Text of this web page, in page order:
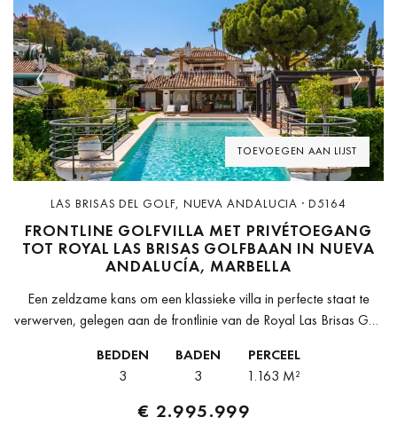
TOEVOEGEN AAN LIJST
Previous Next
LAS BRISAS DEL GOLF, NUEVA ANDALUCIA · D5164
FRONTLINE GOLFVILLA MET PRIVÉTOEGANG
TOT ROYAL LAS BRISAS GOLFBAAN IN NUEVA
ANDALUCÍA, MARBELLA
Een zeldzame kans om een klassieke villa in perfecte staat te
verwerven, gelegen aan de frontlinie van de Royal Las Brisas Golf
BEDDEN
3
BADEN
3
PERCEEL
1.163 M²
€ 2.995.999